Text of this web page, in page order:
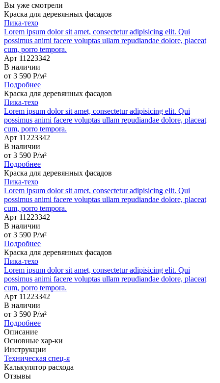
Вы уже смотрели
Краска для деревянных фасадов
Пика-техо
Lorem ipsum dolor sit amet, consectetur adipisicing elit. Qui
possimus animi facere voluptas ullam repudiandae dolore, placeat
cum, porro tempora.
Арт 11223342
В наличии
от 3 590 P/м²
Подробнее
Краска для деревянных фасадов
Пика-техо
Lorem ipsum dolor sit amet, consectetur adipisicing elit. Qui
possimus animi facere voluptas ullam repudiandae dolore, placeat
cum, porro tempora.
Арт 11223342
В наличии
от 3 590 P/м²
Подробнее
Краска для деревянных фасадов
Пика-техо
Lorem ipsum dolor sit amet, consectetur adipisicing elit. Qui
possimus animi facere voluptas ullam repudiandae dolore, placeat
cum, porro tempora.
Арт 11223342
В наличии
от 3 590 P/м²
Подробнее
Краска для деревянных фасадов
Пика-техо
Lorem ipsum dolor sit amet, consectetur adipisicing elit. Qui
possimus animi facere voluptas ullam repudiandae dolore, placeat
cum, porro tempora.
Арт 11223342
В наличии
от 3 590 P/м²
Подробнее
Описание
Основные хар-ки
Инструкции
Техническая спец-я
Калькулятор расхода
Отзывы